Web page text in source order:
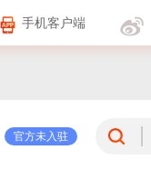
手机客户端
官方未入驻